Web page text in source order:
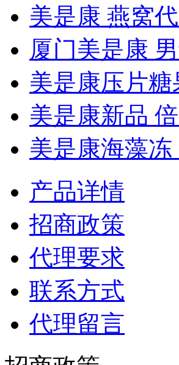
美是康 燕窝
厦门美是康
美是康压片糖
美是康新品
美是康海藻冻
产品详情
招商政策
代理要求
联系方式
代理留言